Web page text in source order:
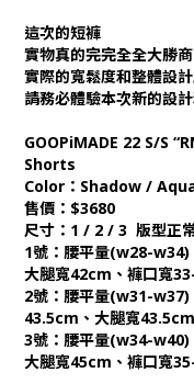
這次的短褲
實物真的完完全全大勝
實際的寬鬆度和整體設
請務必體驗本次新的設
GOOPiMADE 22 S/S
Shorts
Color：Shadow /
售價：$3680
尺寸：1 / 2 / 3 版型正
1號：腰平量(w28-
大腿寬42cm、褲口寬
2號：腰平量(w31-
43.5cm、大腿寬
3號：腰平量(w34-
大腿寬45cm、褲口寬